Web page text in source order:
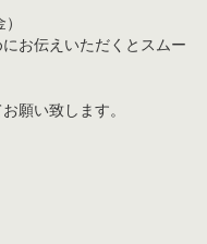
お伝えいただくとスムー
願い致します。